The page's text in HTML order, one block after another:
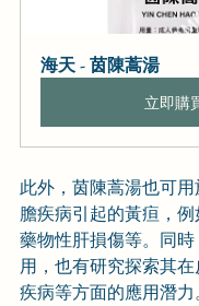
海天 - 茵陳蒿湯
立即購
此外，茵陳蒿湯也可
膽疾病引起的黃疸，例
藥物性肝損傷等。同
用，也有研究探索其
疾病等方面的應用潛力。